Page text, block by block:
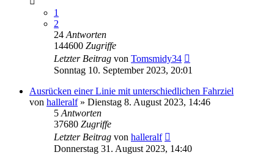
1
2
24 Antworten
144600 Zugriffe
Letzter Beitrag von Tomsmidy34
Sonntag 10. September 2023, 20:01
Ausrücken einer Linie mit unterschiedlichen Fahrziel
von halleralf» Dienstag 8. August 2023, 14:46
5 Antworten
37680 Zugriffe
Letzter Beitrag von halleralf
Donnerstag 31. August 2023, 14:40